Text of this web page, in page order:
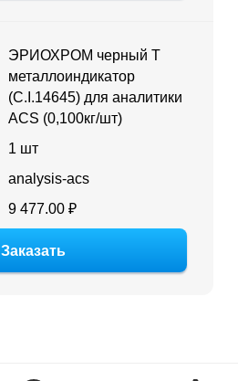
ЭРИОХРОМ черный Т
металлоиндикатор
(C.I.14645) для аналитики
ACS (0,100кг/шт)
1 шт
analysis-acs
9 477.00 ₽
Заказать